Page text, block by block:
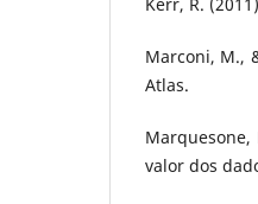
Marconi, M.,
Atlas.
valor dos